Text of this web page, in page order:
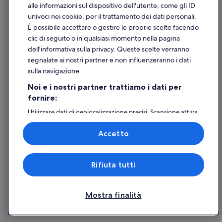
Supporto
Assistenza clienti
Contattaci
Come cancellare un volo
Come modificare la prenotazione di un hotel o una casa vacanze
Utilizzare un coupon Expedia
Documenti per i viaggi internazionali
© 2026 Expedia, Inc., una società di Expedia Group. Tutti i diritti riservati.
Expedia e il logo di Expedia sono marchi registrati o marchi di Expedia,
alle informazioni sul dispositivo dell'utente, come gli ID
univoci nei cookie, per il trattamento dei dati personali.
È possibile accettare o gestire le proprie scelte facendo
clic di seguito o in qualsiasi momento nella pagina
dell'informativa sulla privacy. Queste scelte verranno
segnalate ai nostri partner e non influenzeranno i dati
sulla navigazione.
Noi e i nostri partner trattiamo i dati per
fornire:
Utilizzare dati di geolocalizzazione precisi. Scansione attiva
delle caratteristiche del dispositivo ai fini
dell’identificazione. Archiviare informazioni su dispositivo
e/o accedervi. Pubblicità e contenuti personalizzati,
misurazione delle prestazioni dei contenuti e degli
annunci, ricerche sul pubblico, sviluppo di servizi.
Elenco dei partner (fornitori)
Mostra finalità
Rifiuta tutti
Accetto